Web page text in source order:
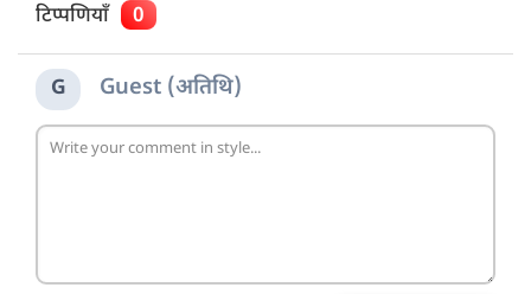
टिप्पणियाँ 0
G Guest (अतिथि)